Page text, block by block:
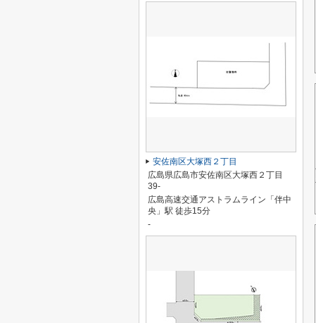
安佐南区大塚西２丁目
広島県広島市安佐南区大塚西２丁目
39-
広島高速交通アストラムライン「伴中
央」駅 徒歩15分
-